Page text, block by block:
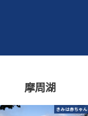
摩周湖
きみは赤ちゃん